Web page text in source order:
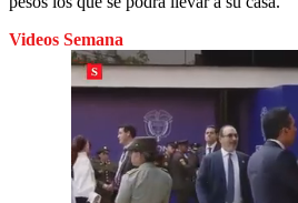
Videos Semana